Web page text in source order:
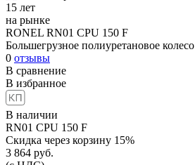
15 лет
на рынке
RONEL RN01 CPU 150 F
Большегрузное полиуретановое колесо
0 отзывы
В сравнение
В избранное
В наличии
RN01 CPU 150 F
Скидка через корзину 15%
3 864 руб.